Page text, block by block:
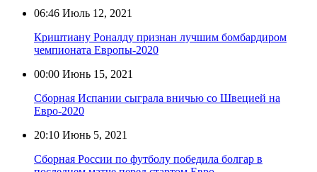
06:46 Июль 12, 2021
Криштиану Роналду признан лучшим бомбардиром
чемпионата Европы-2020
00:00 Июнь 15, 2021
Сборная Испании сыграла вничью со Швецией на
Евро-2020
20:10 Июнь 5, 2021
Сборная России по футболу победила болгар в